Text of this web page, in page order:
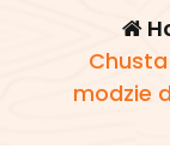
modzie